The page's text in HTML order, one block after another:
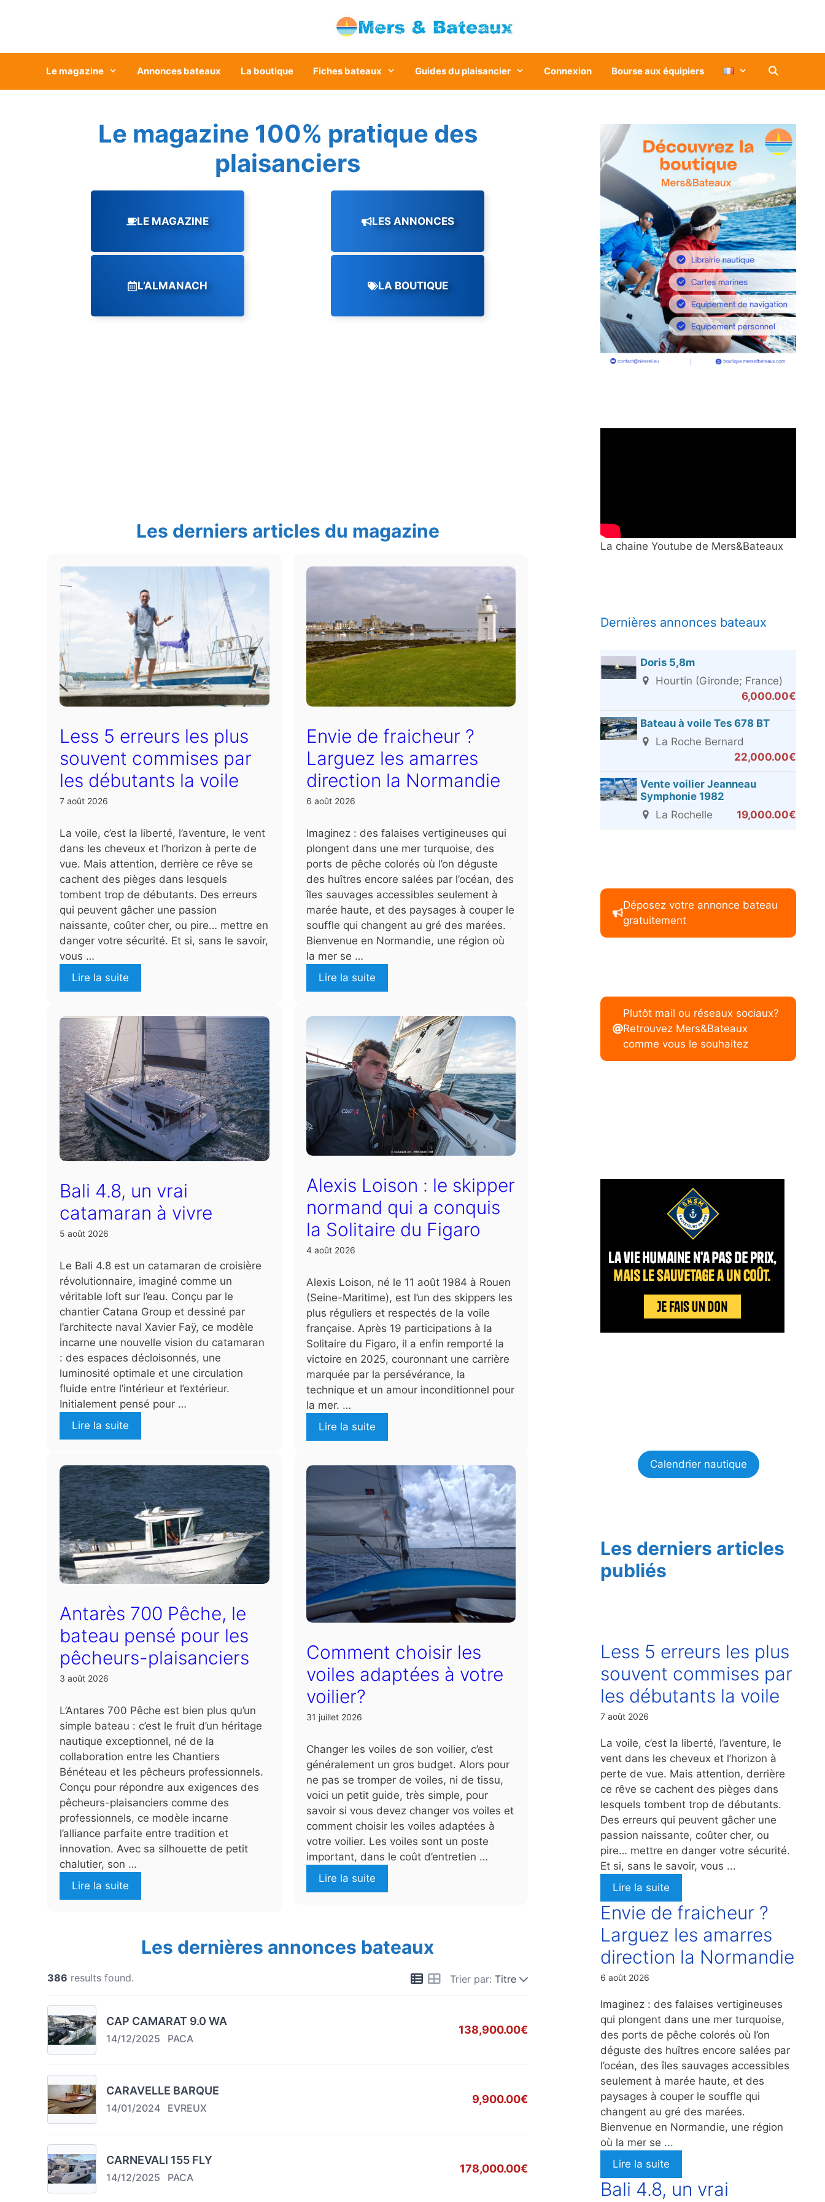
Le magazine Annonces bateaux La boutique Fiches bateaux Guides du plaisancier Connexion Bourse aux équipiers
Le magazine 100% pratique des
plaisanciers
LE MAGAZINE LES ANNONCES
L’ALMANACH LA BOUTIQUE
Les derniers articles du magazine
Less 5 erreurs les plus
souvent commises par
les débutants la voile
7 août 2026
La voile, c’est la liberté, l’aventure, le vent
dans les cheveux et l’horizon à perte de
vue. Mais attention, derrière ce rêve se
cachent des pièges dans lesquels
tombent trop de débutants. Des erreurs
qui peuvent gâcher une passion
naissante, coûter cher, ou pire… mettre en
danger votre sécurité. Et si, sans le savoir,
vous …
Lire la suite
Envie de fraicheur ?
Larguez les amarres
direction la Normandie
6 août 2026
Imaginez : des falaises vertigineuses qui
plongent dans une mer turquoise, des
ports de pêche colorés où l’on déguste
des huîtres encore salées par l’océan, des
îles sauvages accessibles seulement à
marée haute, et des paysages à couper le
souffle qui changent au gré des marées.
Bienvenue en Normandie, une région où
la mer se …
Lire la suite
Bali 4.8, un vrai
catamaran à vivre
5 août 2026
Le Bali 4.8 est un catamaran de croisière
révolutionnaire, imaginé comme un
véritable loft sur l’eau. Conçu par le
chantier Catana Group et dessiné par
l’architecte naval Xavier Faÿ, ce modèle
incarne une nouvelle vision du catamaran
: des espaces décloisonnés, une
luminosité optimale et une circulation
fluide entre l’intérieur et l’extérieur.
Initialement pensé pour …
Lire la suite
Alexis Loison : le skipper
normand qui a conquis
la Solitaire du Figaro
4 août 2026
Alexis Loison, né le 11 août 1984 à Rouen
(Seine-Maritime), est l’un des skippers les
plus réguliers et respectés de la voile
française. Après 19 participations à la
Solitaire du Figaro, il a enfin remporté la
victoire en 2025, couronnant une carrière
marquée par la persévérance, la
technique et un amour inconditionnel pour
la mer. …
Lire la suite
Antarès 700 Pêche, le
bateau pensé pour les
pêcheurs-plaisanciers
3 août 2026
L’Antares 700 Pêche est bien plus qu’un
simple bateau : c’est le fruit d’un héritage
nautique exceptionnel, né de la
collaboration entre les Chantiers
Bénéteau et les pêcheurs professionnels.
Conçu pour répondre aux exigences des
pêcheurs-plaisanciers comme des
professionnels, ce modèle incarne
l’alliance parfaite entre tradition et
innovation. Avec sa silhouette de petit
chalutier, son …
Lire la suite
Comment choisir les
voiles adaptées à votre
voilier?
31 juillet 2026
Changer les voiles de son voilier, c’est
généralement un gros budget. Alors pour
ne pas se tromper de voiles, ni de tissu,
voici un petit guide, très simple, pour
savoir si vous devez changer vos voiles et
comment choisir les voiles adaptées à
votre voilier. Les voiles sont un poste
important, dans le coût d’entretien …
Lire la suite
Les dernières annonces bateaux
Trier par: Titre
386 results found.
CAP CAMARAT 9.0 WA
14/12/2025 PACA
138,900.00€
CARAVELLE BARQUE
14/01/2024 EVREUX
9,900.00€
CARNEVALI 155 FLY
14/12/2025 PACA
178,000.00€
La chaine Youtube de Mers&Bateaux
Dernières annonces bateaux
Doris 5,8m
Hourtin (Gironde; France)
6,000.00€
Bateau à voile Tes 678 BT
La Roche Bernard
22,000.00€
Vente voilier Jeanneau
Symphonie 1982
La Rochelle
19,000.00€
Déposez votre annonce bateau
gratuitement
Plutôt mail ou réseaux sociaux?
Retrouvez Mers&Bateaux
comme vous le souhaitez
Calendrier nautique
Les derniers articles
publiés
Less 5 erreurs les plus
souvent commises par
les débutants la voile
7 août 2026
La voile, c’est la liberté, l’aventure, le
vent dans les cheveux et l’horizon à
perte de vue. Mais attention, derrière
ce rêve se cachent des pièges dans
lesquels tombent trop de débutants.
Des erreurs qui peuvent gâcher une
passion naissante, coûter cher, ou
pire… mettre en danger votre sécurité.
Et si, sans le savoir, vous ...
Lire la suite
Envie de fraicheur ?
Larguez les amarres
direction la Normandie
6 août 2026
Imaginez : des falaises vertigineuses
qui plongent dans une mer turquoise,
des ports de pêche colorés où l’on
déguste des huîtres encore salées par
l’océan, des îles sauvages accessibles
seulement à marée haute, et des
paysages à couper le souffle qui
changent au gré des marées.
Bienvenue en Normandie, une région
où la mer se ...
Lire la suite
Bali 4.8, un vrai